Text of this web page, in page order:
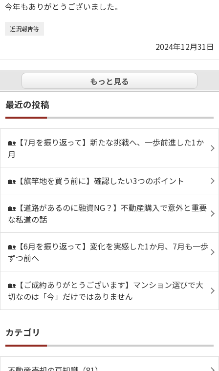
今年もありがとうございました。
近況報告等
2024年12月31日
もっと見る
最近の投稿
🏡【7月を振り返って】新たな挑戦へ、一歩前進した1か
月
🏡【旗竿地を買う前に】確認したい3つのポイント
🏡【道路があるのに融資NG？】不動産購入で意外と重要
な私道の話
🏡【6月を振り返って】変化を実感した1か月、7月も一歩
ずつ前へ
🏡【ご成約ありがとうございます】マンション選びで大
切なのは「今」だけではありません
カテゴリ